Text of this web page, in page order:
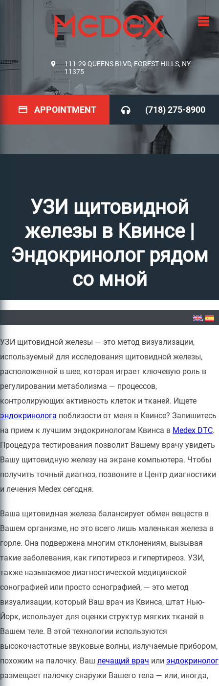
111-29 QUEENS BLVD, FOREST HILLS, NY
11375
APPOINTMENT (718) 275-8900
УЗИ щитовидной
железы в Квинсе |
Эндокринолог рядом
со мной
Home»УЗИ щитовидной железы в Квинсе | Эндокринолог рядом со мной
УЗИ щитовидной железы — это метод визуализации,
используемый для исследования щитовидной железы,
расположенной в шее, которая играет ключевую роль в
регулировании метаболизма — процессов,
контролирующих активность клеток и тканей. Ищете
эндокринолога поблизости от меня в Квинсе? Запишитесь
на прием к лучшим эндокринологам Квинса в Medex DTC.
Процедура тестирования позволит Вашему врачу увидеть
Вашу щитовидную железу на экране компьютера. Чтобы
получить точный диагноз, позвоните в Центр диагностики
и лечения Medex сегодня.
Ваша щитовидная железа балансирует обмен веществ в
Вашем организме, но это всего лишь маленькая железа в
горле. Она подвержена многим отклонениям, вызывая
такие заболевания, как гипотиреоз и гипертиреоз. УЗИ,
также называемое диагностической медицинской
сонографией или просто сонографией, — это метод
визуализации, который Ваш врач из Квинса, штат Нью-
Йорк, использует для оценки структур мягких тканей в
Вашем теле. В этой технологии используются
высокочастотные звуковые волны, излучаемые прибором,
похожим на палочку. Ваш лечащий врач или эндокринолог
размещает палочку снаружи Вашего тела — или, иногда,